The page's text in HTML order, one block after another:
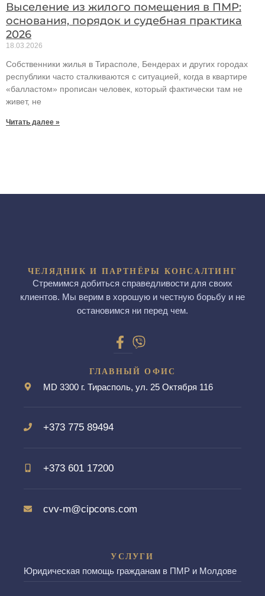
Выселение из жилого помещения в ПМР:
основания, порядок и судебная практика
2026
18.03.2026
Собственники жилья в Тирасполе, Бендерах и других городах
республики часто сталкиваются с ситуацией, когда в квартире
«балластом» прописан человек, который фактически там не
живет, не
Читать далее »
ЧЕЛЯДНИК И ПАРТНЁРЫ КОНСАЛТИНГ
Стремимся добиться справедливости для своих
клиентов. Мы верим в хорошую и честную борьбу и не
остановимся ни перед чем.
ГЛАВНЫЙ ОФИС
MD 3300 г. Тирасполь, ул. 25 Октября 116
+373 775 89494
+373 601 17200
cvv-m@cipcons.com
УСЛУГИ
Юридическая помощь гражданам в ПМР и Молдове